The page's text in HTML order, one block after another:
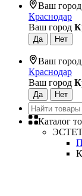
Ваш
Краснодар
Ваш город
Ваш
Краснодар
Ваш город
Каталог